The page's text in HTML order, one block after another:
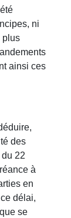
ni
plus
ainsi ces
des
22
à
en
délai,
se